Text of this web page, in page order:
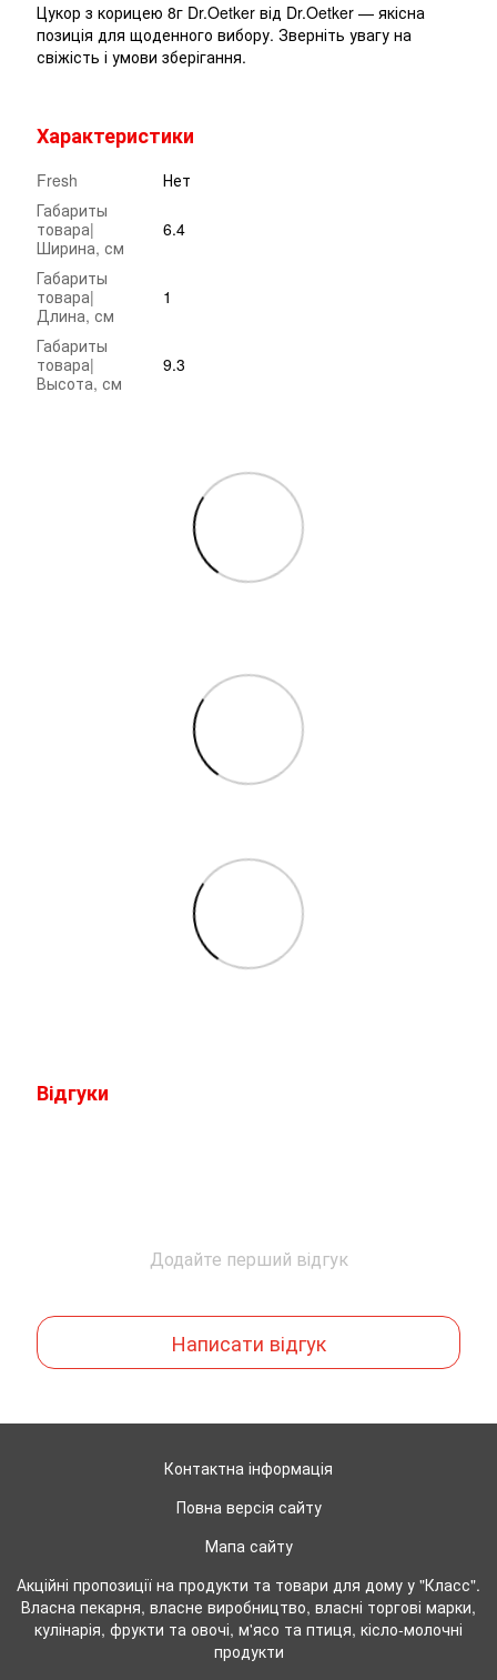
Цукор з корицею 8г Dr.Oetker від Dr.Oetker — якісна
позиція для щоденного вибору. Зверніть увагу на
свіжість і умови зберігання.
Характеристики
Fresh
Нет
Габариты
товара|
Ширина, см
6.4
Габариты
товара|
Длина, см
1
Габариты
товара|
Высота, см
9.3
Відгуки
Додайте перший відгук
Написати відгук
Контактна інформація
Повна версія сайту
Мапа сайту
Акційні пропозиції на продукти та товари для дому у "Класс".
Власна пекарня, власне виробництво, власні торгові марки,
кулінарія, фрукти та овочі, м'ясо та птиця, кісло-молочні
продукти